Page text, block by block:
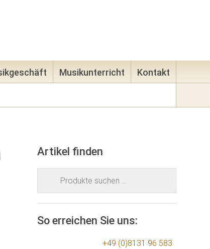
Musikunterricht Kontakt
Artikel finden
So erreichen Sie uns:
+49 (0)8131 96 583